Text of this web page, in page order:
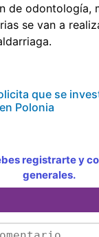
de odontología,
se van a
que se
Polonia
registrarte y
generales.